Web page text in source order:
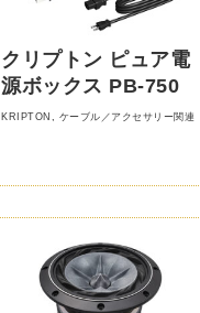
クリプトン ピュア電
源ボックス PB-750
KRIPTON , ケーブル／アクセサリー関連